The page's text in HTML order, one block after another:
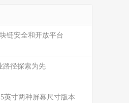
链安全和开放平台
路径探索为先
英寸两种屏幕尺寸版本